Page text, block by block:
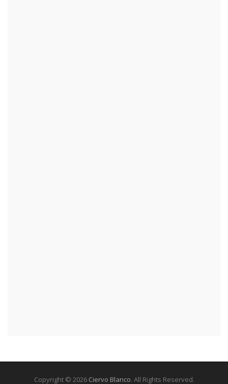
Copyright © 2026 Ciervo Blanco. All Rights Reserved.